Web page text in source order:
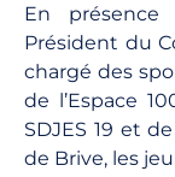
En présence
Président du
chargé des
de l’Espace
SDJES 19 et
de Brive, les